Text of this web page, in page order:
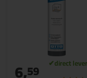
6,59